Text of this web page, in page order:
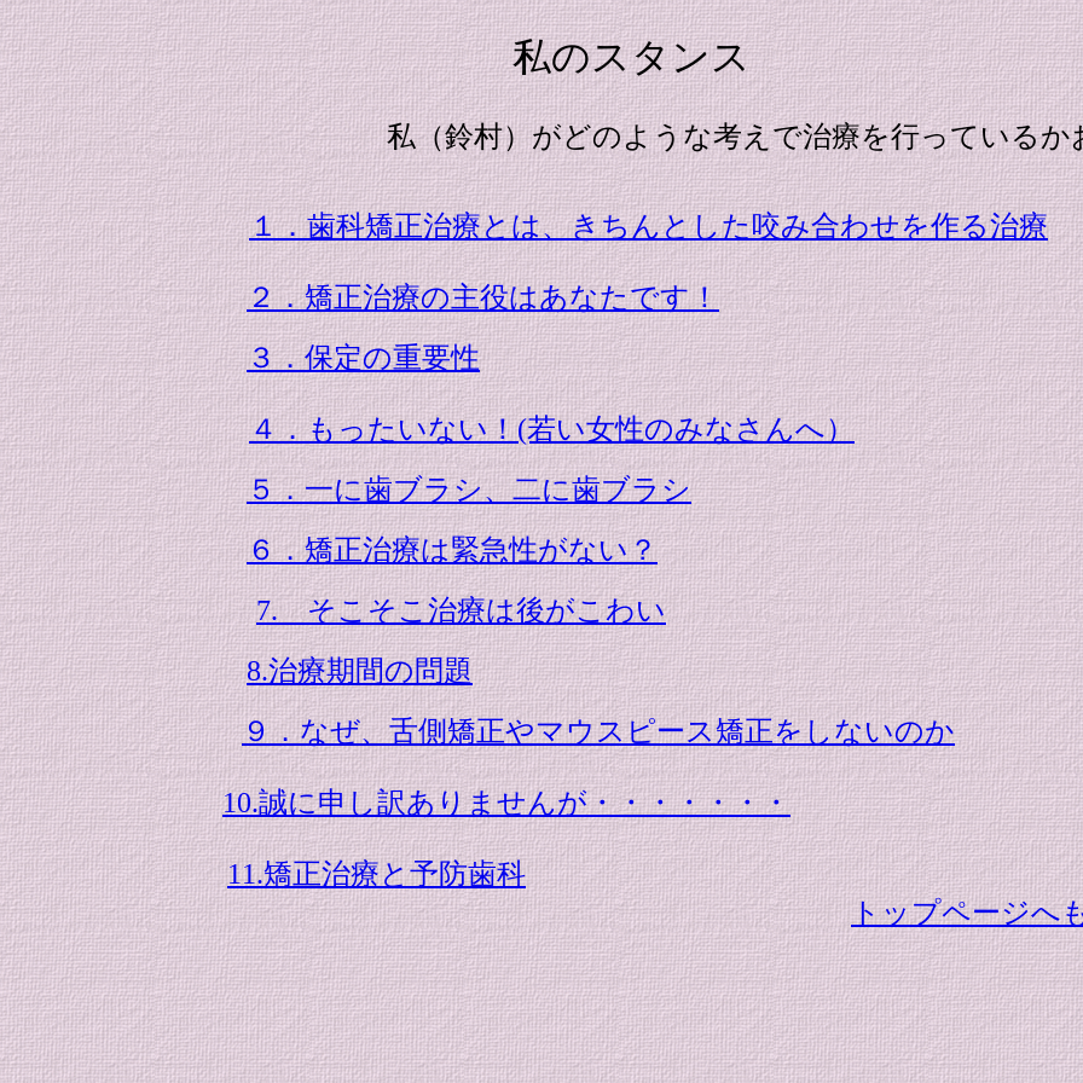
私のスタンス
私（鈴村）がどのような考えで治療を行っているかお話
１．歯科矯正治療とは、きちんとした咬み合わせを作る治療
２．矯正治療の主役はあなたです！
３．保定の重要性
４．もったいない！(若い女性のみなさんへ）
５．一に歯ブラシ、二に歯ブラシ
６．矯正治療は緊急性がない？
7. そこそこ治療は後がこわい
8.治療期間の問題
９．なぜ、舌側矯正やマウスピース矯正をしないのか
10.誠に申し訳ありませんが・・・・・・・
11.矯正治療と予防歯科
トップページへ